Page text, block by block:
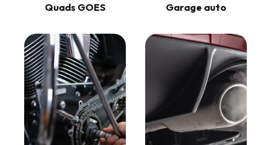
Quads GOES Garage auto